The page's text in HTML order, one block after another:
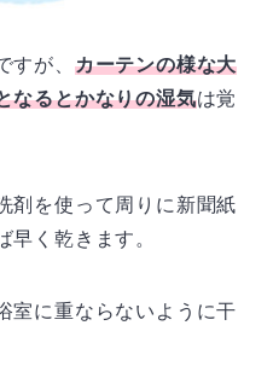
すが、 カーテンの様な大
なるとかなりの湿気は覚
剤を使って周りに新聞紙
早く乾きます。
室に重ならないように干